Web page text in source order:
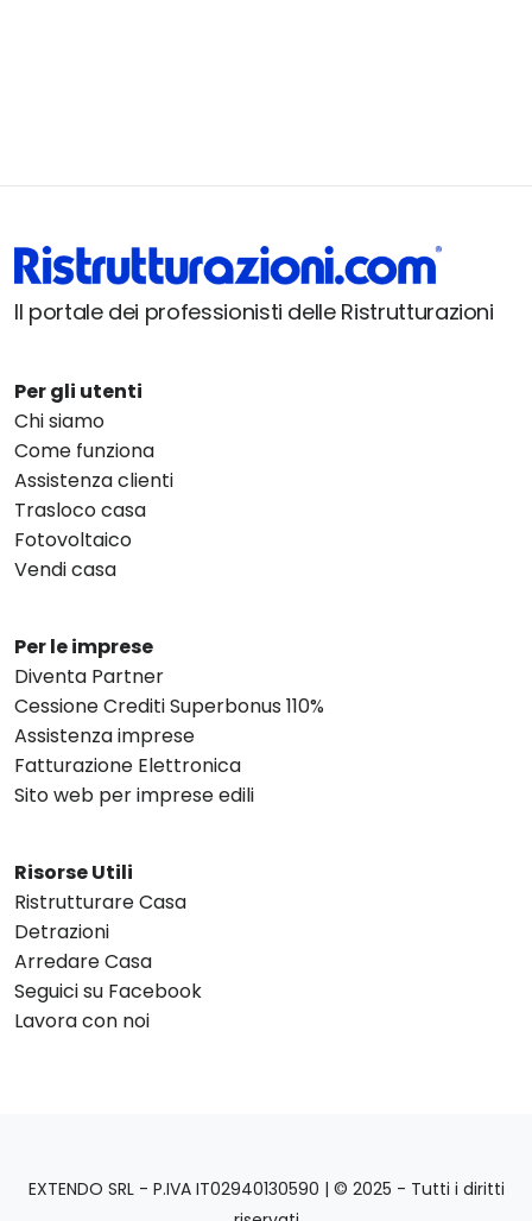
Il portale dei professionisti delle Ristrutturazioni
Per gli utenti
Chi siamo
Come funziona
Assistenza clienti
Trasloco casa
Fotovoltaico
Vendi casa
Per le imprese
Diventa Partner
Cessione Crediti Superbonus 110%
Assistenza imprese
Fatturazione Elettronica
Sito web per imprese edili
Risorse Utili
Ristrutturare Casa
Detrazioni
Arredare Casa
Seguici su Facebook
Lavora con noi
EXTENDO SRL - P.IVA IT02940130590 | © 2025 - Tutti i diritti